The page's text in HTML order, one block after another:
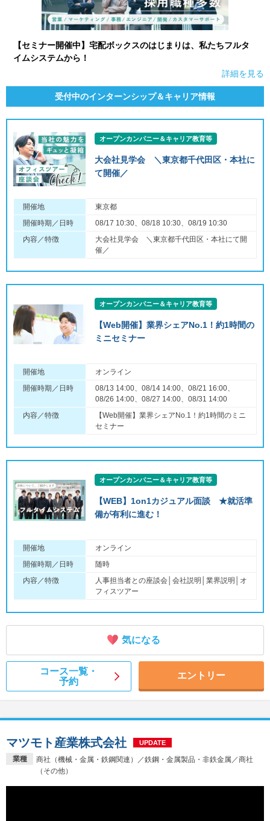
【セミナー開催中】宅配ボックスのはじまりは、私たちフルタ
イムシステムから！
詳細を見る
受付中のインターンシップ＆キャリア情報
オープンカンパニー＆キャリア教育等
大会社見学会 ＼東京都千代田区・本社に
て開催／
開催地
東京都
開催時期／日時
08/17 10:30、08/18 10:30、08/19 10:30
内容／特徴
大会社見学会 ＼東京都千代田区・本社にて開
催／
オープンカンパニー＆キャリア教育等
【Web開催】業界シェアNo.1！約1時間の
ミニセミナー
開催地
オンライン
開催時期／日時
08/13 14:00、08/14 14:00、08/21 16:00、
08/26 14:00、08/27 14:00、08/31 14:00
内容／特徴
【Web開催】業界シェアNo.1！約1時間のミニ
セミナー
オープンカンパニー＆キャリア教育等
【WEB】1on1カジュアル面談 ★就活準
備が有利に進む！
開催地
オンライン
開催時期／日時
随時
内容／特徴
人事担当者との座談会│会社説明│業界説明│オ
フィスツアー
気になる
コース一覧・
予約
エントリー
業種
商社（機械・金属・鉄鋼関連）／鉄鋼・金属製品・非鉄金属／商社
（その他）
マツモト産業株式会社 UPDATE